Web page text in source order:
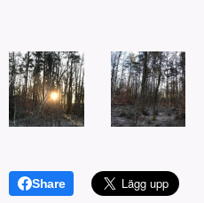
Share